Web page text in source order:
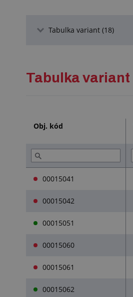
Tabulka variant (18)
Tabulka variant
Obj. kód
00015041
00015042
00015051
00015060
00015061
00015062